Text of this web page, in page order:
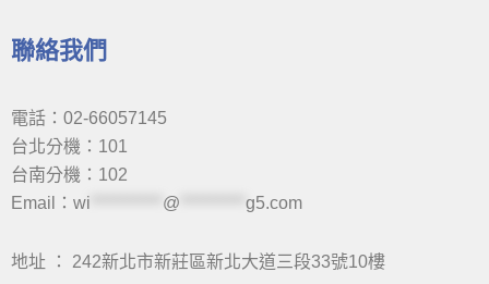
聯絡我們
電話：02-66057145
台北分機：101
台南分機：102
Email： wi @ g5.com
地址 ： 242新北市新莊區新北大道三段33號10樓